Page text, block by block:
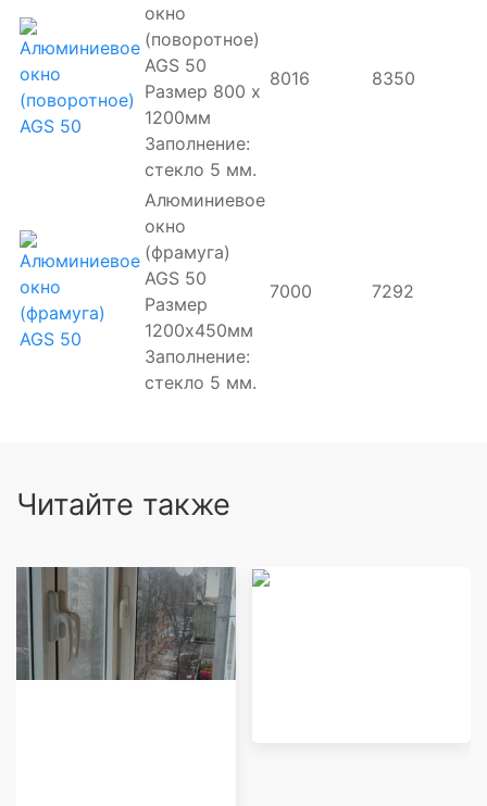
окно
(поворотное)
AGS 50
Размер 800 х
1200мм
Заполнение:
стекло 5 мм.
8016 8350
Алюминиевое
окно
(фрамуга)
AGS 50
Размер
1200х450мм
Заполнение:
стекло 5 мм.
7000 7292
Читайте также